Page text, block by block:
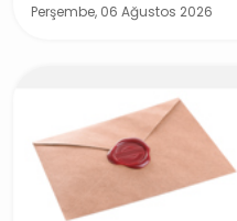
Perşembe, 06 Ağustos 2026